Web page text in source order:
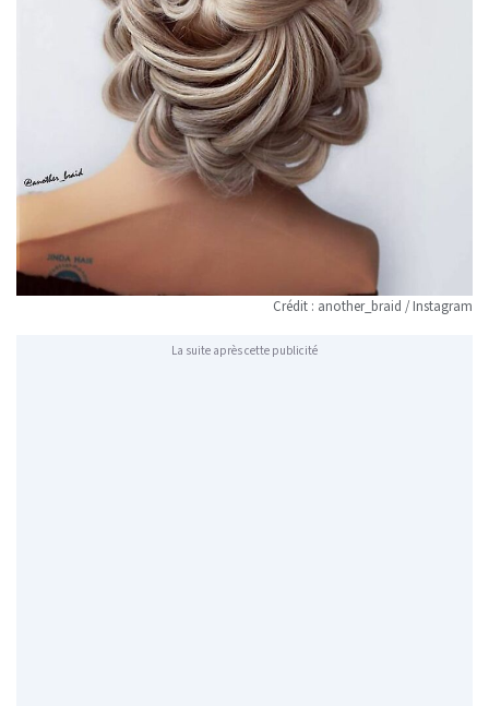
Crédit : another_braid / Instagram
La suite après cette publicité